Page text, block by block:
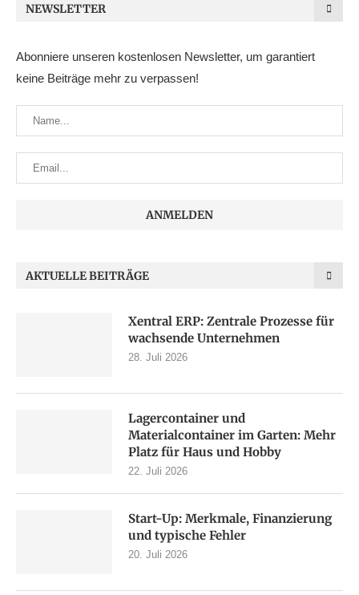
NEWSLETTER
Abonniere unseren kostenlosen Newsletter, um garantiert
keine Beiträge mehr zu verpassen!
AKTUELLE BEITRÄGE
Xentral ERP: Zentrale Prozesse für
wachsende Unternehmen
28. Juli 2026
Lagercontainer und
Materialcontainer im Garten: Mehr
Platz für Haus und Hobby
22. Juli 2026
Start-Up: Merkmale, Finanzierung
und typische Fehler
20. Juli 2026